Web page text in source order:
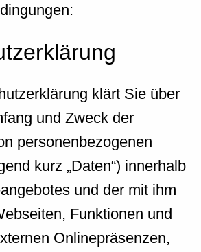
klärt Sie über
und Zweck der
personenbezogenen
kurz „Daten“) innerhalb
und der mit ihm
Funktionen und
Onlinepräsenzen,